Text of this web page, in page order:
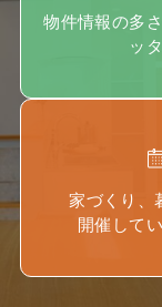
物件情報の多
ッ
家づくり、
開催して